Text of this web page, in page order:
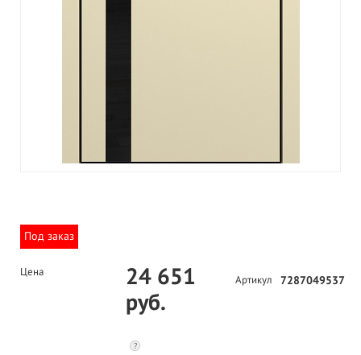
Под заказ
Цена
24 651
руб.
?
Артикул 7287049537